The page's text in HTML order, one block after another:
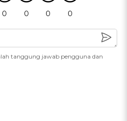
0 0 0 0
tanggung jawab pengguna dan